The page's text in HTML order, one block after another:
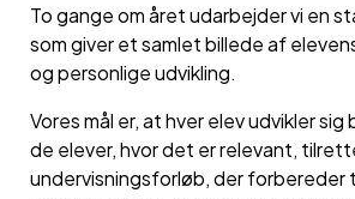
To gange om året udarbejder vi en
som giver et samlet billede af
og personlige udvikling.
Vores mål er, at hver elev udvikler
de elever, hvor det er relevant,
undervisningsforløb, der forbereder